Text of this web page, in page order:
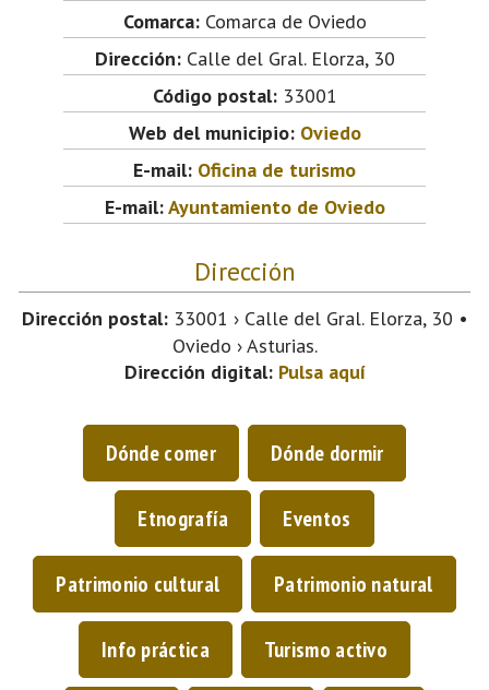
Comarca:Comarca de Oviedo
Dirección:Calle del Gral. Elorza, 30
Código postal:33001
Web del municipio: Oviedo
E-mail: Oficina de turismo
E-mail:Ayuntamiento de Oviedo
Dirección
Dirección postal:33001 › Calle del Gral. Elorza, 30 •
Oviedo › Asturias.
Dirección digital: Pulsa aquí
Dónde comer Dónde dormir
Etnografía Eventos
Patrimonio cultural Patrimonio natural
Info práctica Turismo activo